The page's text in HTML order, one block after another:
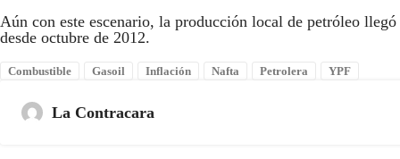
Aún con este escenario, la producción local de petróleo
desde octubre de 2012.
Combustible Gasoil Inflación Nafta Petrolera YPF
La Contracara